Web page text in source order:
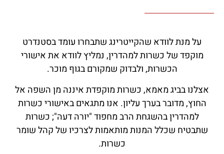
על מנת לוודא שהקייטרינג שתבחרו עומד בסטנדרט
מוקפד של כשרות למהדרין, נמליץ לוודא את אישורי
הכשרות, ולבדוק שמקורם בגוף מוכר.
אצלנו בביג מאמא, כשרות מוקפדת איננה מן השפה אל
החוץ, מדובר בערך עליון. אנו מתגאים באישורי כשרות
למהדרין בהשגחת הרב מחפוד "יורה דעה"; כשרות
שתבטיח שכלל המנות מותאמות לצרכיו של קהל שומר
כשרות.